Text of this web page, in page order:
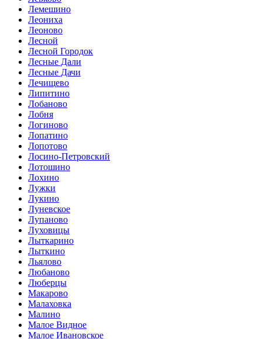
Лемешино
Леониха
Леоново
Лесной
Лесной Городок
Лесные Дали
Лесные Дачи
Лечищево
Липитино
Лобаново
Лобня
Логиново
Лопатино
Лопотово
Лосино-Петровский
Лотошино
Лохино
Лужки
Лукино
Луневское
Лупаново
Луховицы
Лыткарино
Лыткино
Льялово
Любаново
Люберцы
Макарово
Малаховка
Малино
Малое Видное
Малое Ивановское